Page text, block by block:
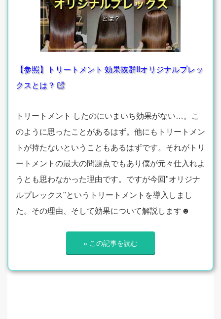
【参照】トリートメント 効果抜群!!オリジナルプレッ
クスとは？
トリートメント したのにいまいち効果がない…。こ
のように思ったことがあるはず。他にもトリートメン
トが持たないということもあるはずです。それがトリ
ートメントの最大の問題点でもあり僕が元々仕入れよ
うとも思わなかった理由です。ですが今回"オリジナ
ルプレックス"というトリートメントを導入しまし
た。その理由、そして効果について解説します☻
» この記事を読む